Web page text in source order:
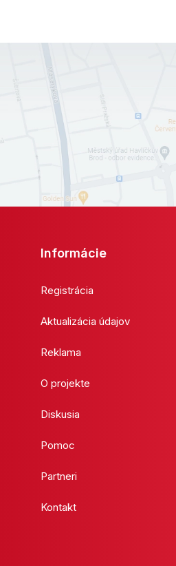
Informácie
Registrácia
Aktualizácia údajov
Reklama
O projekte
Diskusia
Pomoc
Partneri
Kontakt